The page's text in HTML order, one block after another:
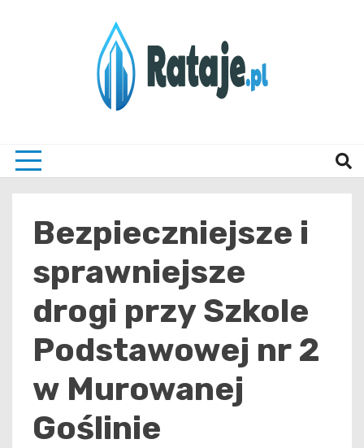
Bezpieczniejsze i
sprawniejsze
drogi przy Szkole
Podstawowej nr 2
w Murowanej
Goślinie